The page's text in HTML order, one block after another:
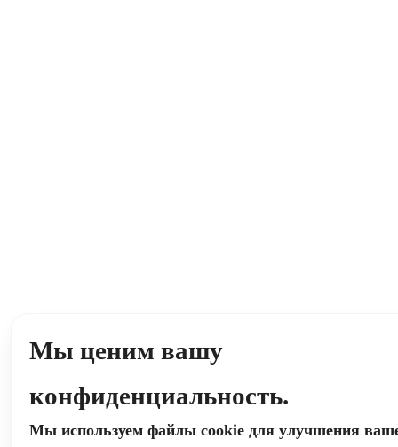
Мы ценим вашу
конфиденциальность.
Мы используем файлы cookie для улучшения